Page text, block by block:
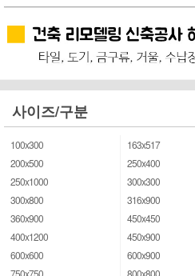
사이즈/구분
100x300 163x517
200x500
250x400
250x1000
300x300
300x800
316x900
360x900
450x450
400x1200
450x900
600x600
600x900
750x750
800x800